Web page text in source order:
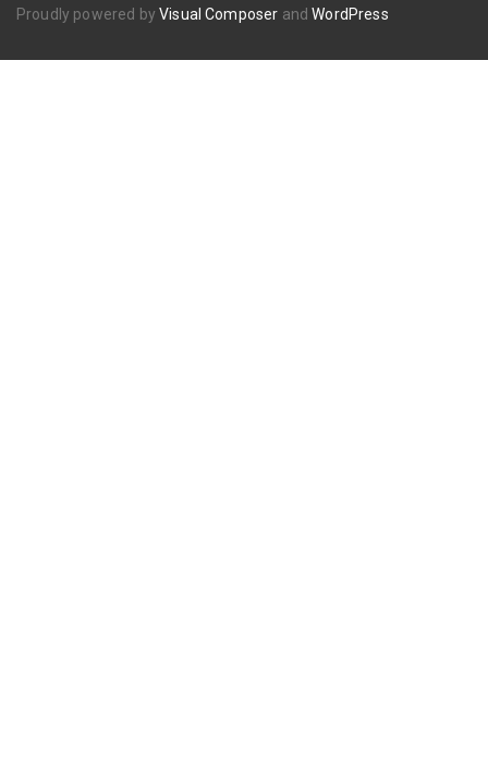
Proudly powered byVisual Composer andWordPress